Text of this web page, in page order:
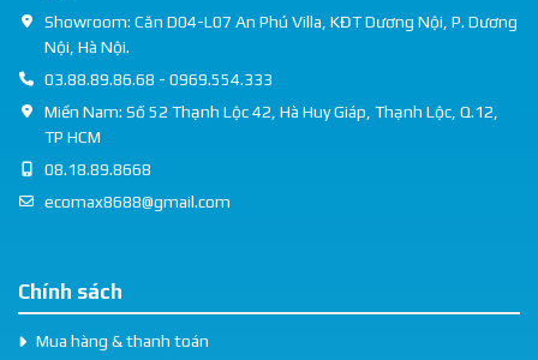
Showroom: Căn D04-L07 An Phú Villa, KĐT Dương Nội, P. Dương
Nội, Hà Nội.
03.88.89.86.68 - 0969.554.333
Miền Nam: Số 52 Thạnh Lộc 42, Hà Huy Giáp, Thạnh Lộc, Q.12,
TP HCM
08.18.89.8668
ecomax8688@gmail.com
Chính sách
Mua hàng & thanh toán